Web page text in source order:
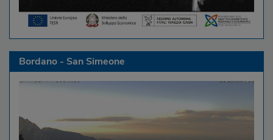
Bordano - San Simeone